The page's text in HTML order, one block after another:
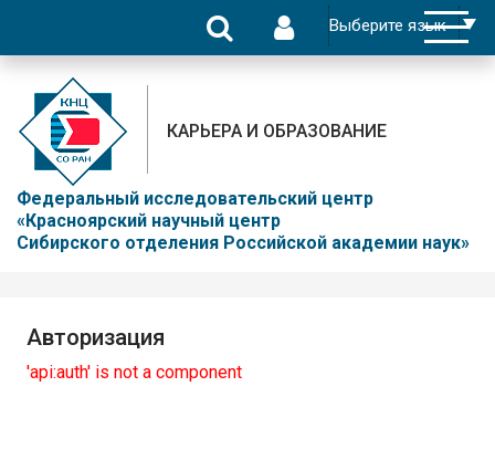
Федеральный исследовательский центр
«Красноярский научный центр
Сибирского отделения Российской академии наук»
КАРЬЕРА И ОБРАЗОВАНИЕ
Авторизация
'api:auth' is not a component